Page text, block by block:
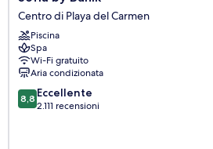
by
Bunik
Centro
di
Playa
del
Carmen
Centro di Playa del Carmen
Piscina
Spa
Wi-Fi gratuito
Aria condizionata
8.8
su
8,8 Eccellente
2.111 recensioni